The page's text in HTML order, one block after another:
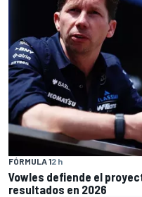
FÓRMULA 12 h
Vowles defiende el
resultados en 2026